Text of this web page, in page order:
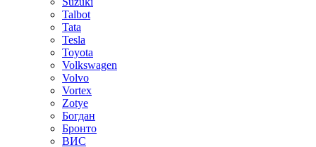
Talbot
Tata
Tesla
Toyota
Volkswagen
Volvo
Vortex
Zotye
Богдан
Бронто
ВИС